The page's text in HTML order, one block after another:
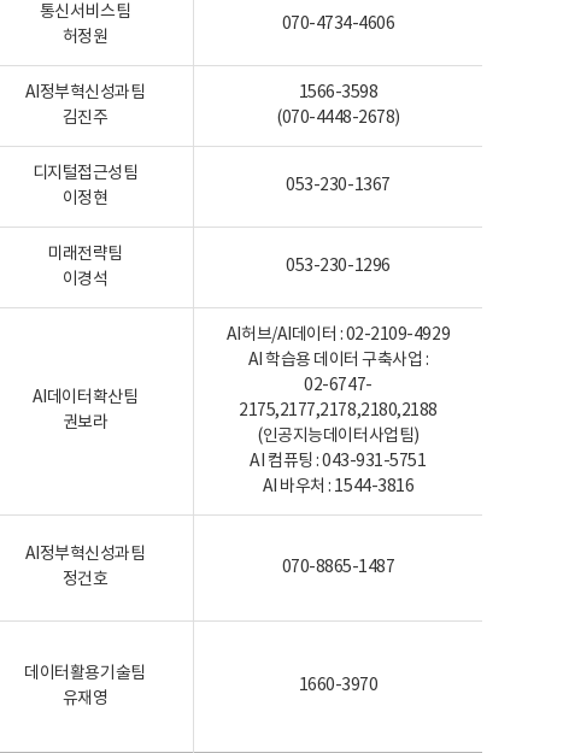
통신서비스팀
허정원
070-4734-4606
AI정부혁신성과팀
김진주
1566-3598
(070-4448-2678)
디지털접근성팀
이정현
053-230-1367
미래전략팀
이경석
053-230-1296
AI데이터확산팀
권보라
AI허브/AI데이터 : 02-2109-4929
AI 학습용 데이터 구축사업 :
02-6747-
2175,2177,2178,2180,2188
(인공지능데이터사업팀)
AI 컴퓨팅 : 043-931-5751
AI 바우처 : 1544-3816
AI정부혁신성과팀
정건호
070-8865-1487
데이터활용기술팀
유재영
1660-3970